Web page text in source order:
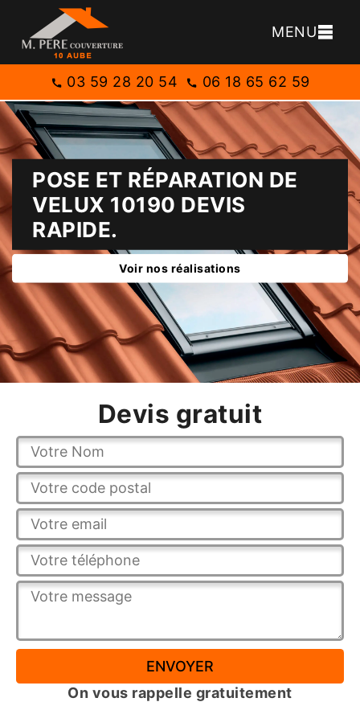
MENU
03 59 28 20 54 06 18 65 62 59
POSE ET RÉPARATION DE
VELUX 10190 DEVIS
RAPIDE.
Voir nos réalisations
Devis gratuit
On vous rappelle gratuitement